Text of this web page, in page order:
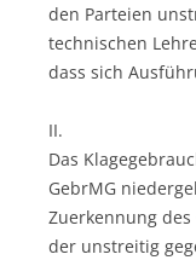
den Parteien
technischen
dass sich
II.
Das
GebrMG
Zuerkennung
der unstreitig